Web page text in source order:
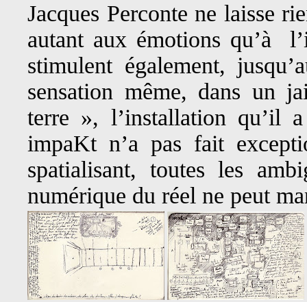
Jacques Perconte ne laisse
autant aux émotions qu’à
stimulent également,
sensation même, dans un
terre », l’installation qu’il
impaKt n’a pas fait
spatialisant, toutes les
numérique du réel ne peut